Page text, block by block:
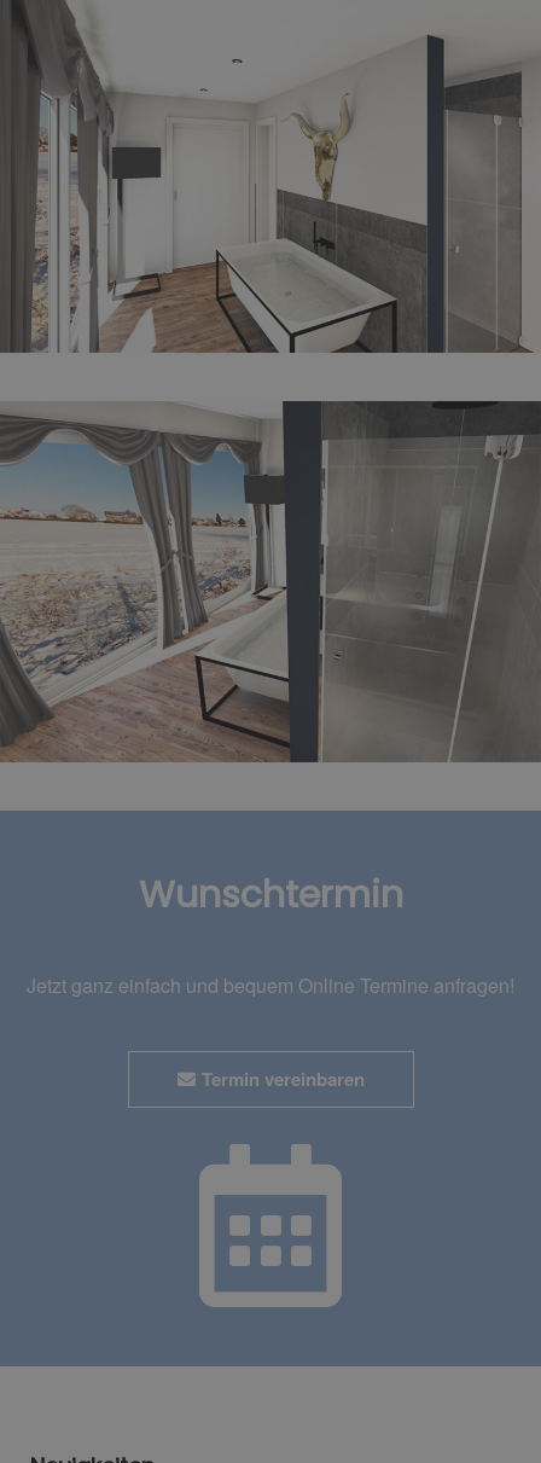
Wunschtermin
Jetzt ganz einfach und bequem Online Termine anfragen!
Termin vereinbaren